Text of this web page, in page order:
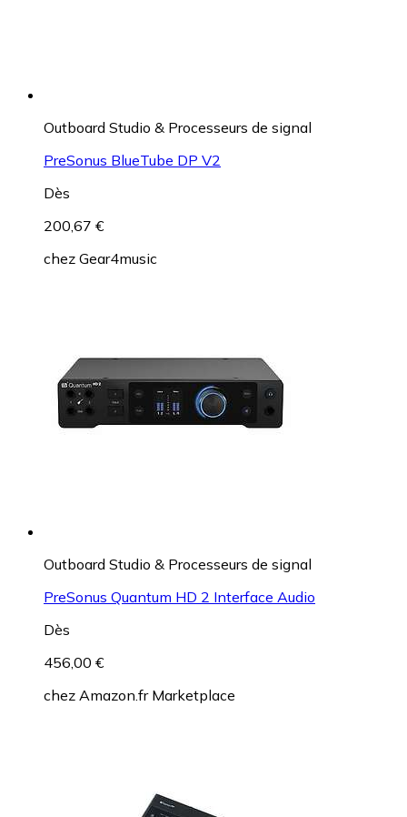
Outboard Studio & Processeurs de signal
PreSonus BlueTube DP V2
Dès
200,67 €
chez Gear4music
Outboard Studio & Processeurs de signal
PreSonus Quantum HD 2 Interface Audio
Dès
456,00 €
chez Amazon.fr Marketplace